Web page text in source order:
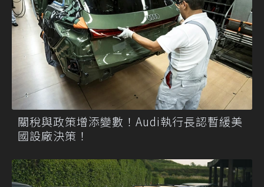
關稅與政策增添變數！Audi執行長認暫緩美
國設廠決策！